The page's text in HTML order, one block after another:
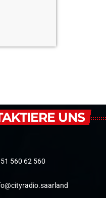
UNS
560 62 560